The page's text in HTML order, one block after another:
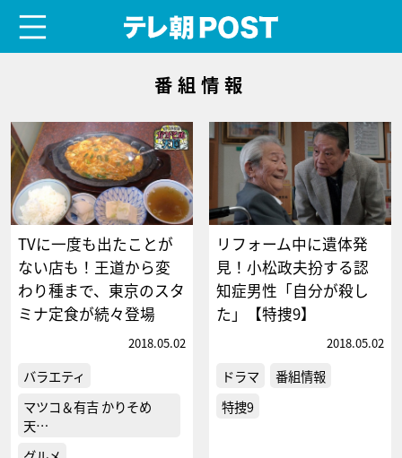
番組情報
TVに一度も出たことが
ない店も！王道から変
わり種まで、東京のスタ
ミナ定食が続々登場
2018.05.02
バラエティ
マツコ＆有吉 かりそめ
天…
リフォーム中に遺体発
見！小松政夫扮する認
知症男性「自分が殺し
た」【特捜9】
2018.05.02
ドラマ
番組情報
特捜9